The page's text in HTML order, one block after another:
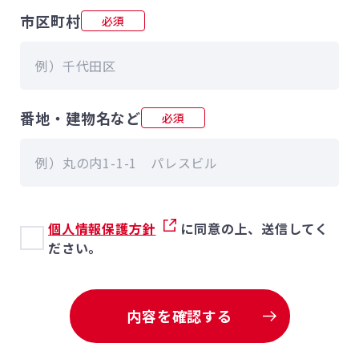
市区町村 必須
番地・建物名など 必須
個人情報保護方針
に同意の上、送信してく
ださい。
内容を確認する